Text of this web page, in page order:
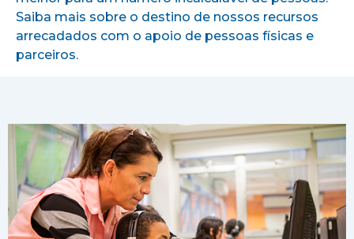
Saiba mais sobre o destino de nossos recursos
arrecadados com o apoio de pessoas físicas e
parceiros.